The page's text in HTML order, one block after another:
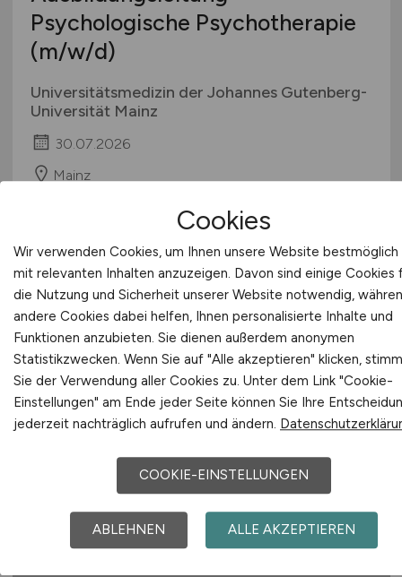
Psychologische Psychotherapie
(m/w/d)
Universitätsmedizin der Johannes Gutenberg-
Universität Mainz
30.07.2026
Mainz
Ausbildungsleitung(m/w/d)
Stadt Roth
28.07.2026
Cookies
Wir verwenden Cookies, um Ihnen unsere Website bestmöglich
mit relevanten Inhalten anzuzeigen. Davon sind einige Cookies
die Nutzung und Sicherheit unserer Website notwendig,
andere Cookies dabei helfen, Ihnen personalisierte Inhalte und
Funktionen anzubieten. Sie dienen außerdem anonymen
Statistikzwecken. Wenn Sie auf "Alle akzeptieren" klicken,
Sie der Verwendung aller Cookies zu. Unter dem Link "Cookie-
Einstellungen" am Ende jeder Seite können Sie Ihre
jederzeit nachträglich aufrufen und ändern.
COOKIE-EINSTELLUNGEN
ABLEHNEN ALLE AKZEPTIEREN